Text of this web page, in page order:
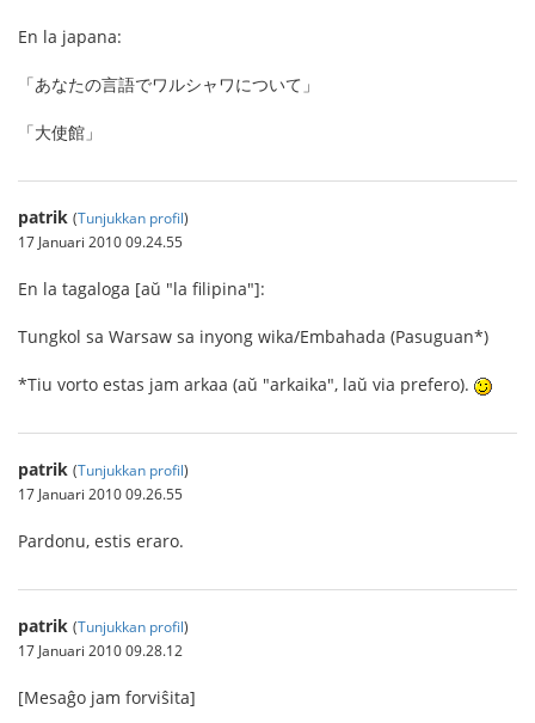
En la japana:
「あなたの言語でワルシャワについて」
「大使館」
patrik (Tunjukkan profil)
17 Januari 2010 09.24.55
En la tagaloga [aŭ "la filipina"]:
Tungkol sa Warsaw sa inyong wika/Embahada (Pasuguan*)
*Tiu vorto estas jam arkaa (aŭ "arkaika", laŭ via prefero).
patrik (Tunjukkan profil)
17 Januari 2010 09.26.55
Pardonu, estis eraro.
patrik (Tunjukkan profil)
17 Januari 2010 09.28.12
[Mesaĝo jam forviŝita]